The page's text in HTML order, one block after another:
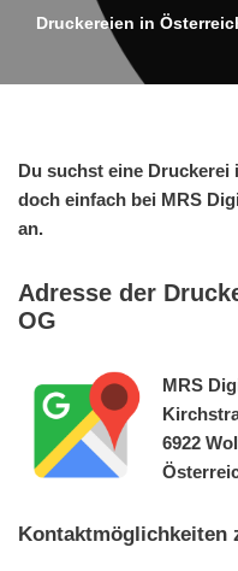
Druckereien in
Du suchst eine Druckerei
doch einfach bei MRS
an.
Adresse der
OG
MRS
6922
Kontaktmöglichkeiten